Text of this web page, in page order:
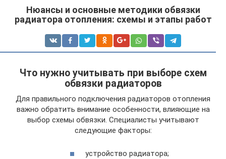
Нюансы и основные методики обвязки
радиатора отопления: схемы и этапы работ
Что нужно учитывать при выборе схем
обвязки радиаторов
Для правильного подключения радиаторов отопления
важно обратить внимание особенности, влияющие на
выбор схемы обвязки. Специалисты учитывают
следующие факторы:
устройство радиатора;